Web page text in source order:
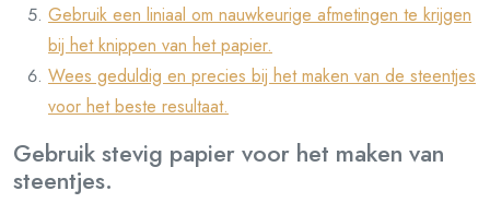
Gebruik een liniaal om nauwkeurige afmetingen te krijgen
bij het knippen van het papier.
Wees geduldig en precies bij het maken van de steentjes
voor het beste resultaat.
Gebruik stevig papier voor het maken van
steentjes.